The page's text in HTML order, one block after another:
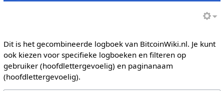
Dit is het gecombineerde logboek van BitcoinWiki.nl. Je kunt
ook kiezen voor specifieke logboeken en filteren op
gebruiker (hoofdlettergevoelig) en paginanaam
(hoofdlettergevoelig).